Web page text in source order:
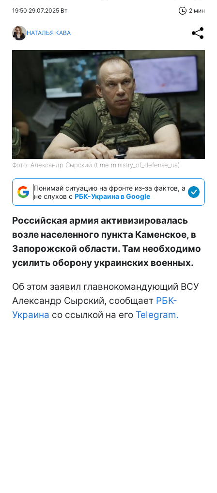
19:50 29.07.2025 Вт 2 мин
НАТАЛЬЯ КАВА
Фото: Александр Сырский (t.me ministry_of_defense_ua)
Понимай ситуацию на фронте из-за фактов, а
не слухов с РБК-Украина в Google
Российская армия активизировалась
возле населенного пункта Каменское, в
Запорожской области. Там необходимо
усилить оборону украинских военных.
Об этом заявил главнокомандующий ВСУ
Александр Сырский, сообщает РБК-
Украина со ссылкой на его Telegram.